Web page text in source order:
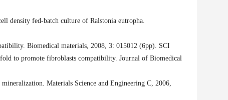
density fed-batch culture of Ralstonia eutropha.
Biomedical materials, 2008, 3: 015012 (6pp). SCI
to promote fibroblasts compatibility. Journal of Biomedical
Materials Science and Engineering C, 2006,